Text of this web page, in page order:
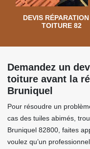
DEVIS
TOITURE 82
Demandez un
toiture avant la
Bruniquel
Pour résoudre un
cas des tuiles abimés,
Bruniquel 82800, faites
voulez qu’un